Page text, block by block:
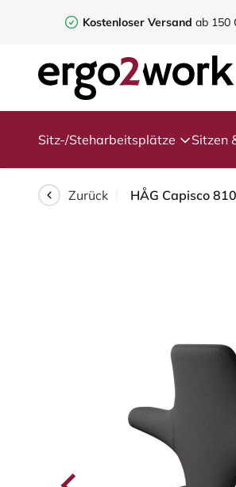
Kostenloser Versand ab 150
Sitz-/Steharbeitsplätze Sitzen
Zurück HÅG Capisco